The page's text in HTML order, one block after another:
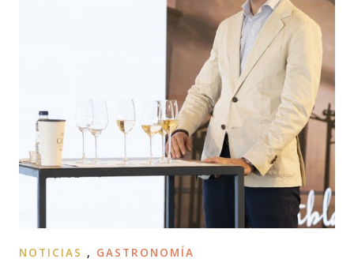
NOTICIAS , GASTRONOMÍA